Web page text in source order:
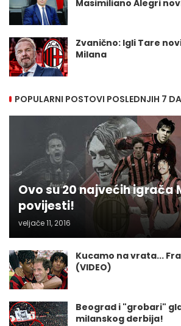
Masimiliano Alegri
Zvanično: Igli Tare
Milana
POPULARNI POSTOVI POSLEDNJIH 7
Ovo su 20 najvećih igrača
povijesti!
veljače 11, 2016
Kucamo na vrata...
(VIDEO)
Beograd i "grobari"
milanskog derbija!